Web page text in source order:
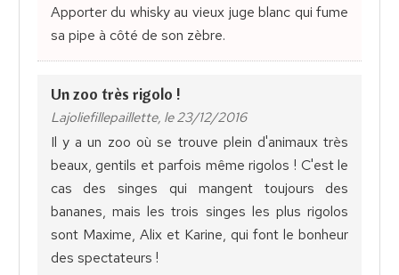
Apporter du whisky au vieux juge blanc qui fume
sa pipe à côté de son zèbre.
Un zoo très rigolo !
Lajoliefillepaillette, le 23/12/2016
Il y a un zoo où se trouve plein d'animaux très
beaux, gentils et parfois même rigolos ! C'est le
cas des singes qui mangent toujours des
bananes, mais les trois singes les plus rigolos
sont Maxime, Alix et Karine, qui font le bonheur
des spectateurs !